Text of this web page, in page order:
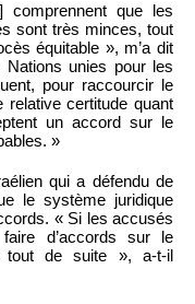
que les
sont très minces, tout
équitable », m’a dit
unies pour les
pour raccourcir le
relative certitude quant
un accord sur le
»
qui a défendu de
le système juridique
« Si les accusés
d’accords sur le
tout de suite », a-t-il